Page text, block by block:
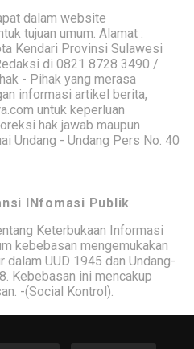
dalam website
tujuan umum. Alamat :
Kendari Provinsi Sulawesi
di 0821 8728 3490 /
- Pihak yang merasa
informasi artikel berita,
untuk keperluan
hak jawab maupun
Undang - Undang Pers No. 40
INfomasi Publik
Keterbukaan Informasi
kebebasan mengemukakan
UUD 1945 dan Undang-
Kebebasan ini mencakup
-(Social Kontrol).